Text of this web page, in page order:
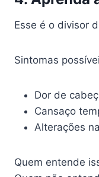
Esse é o divisor
Sintomas
Dor de
Cansaço
Alterações
Quem entende